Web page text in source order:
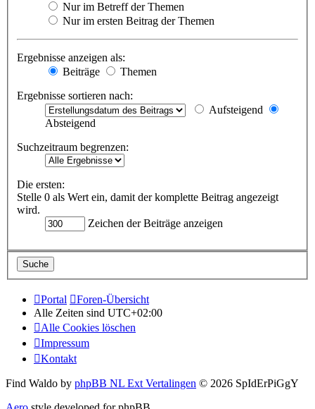
Nur im Betreff der Themen
Nur im ersten Beitrag der Themen
Ergebnisse anzeigen als:
Beiträge
Themen
Ergebnisse sortieren nach:
Aufsteigend
Absteigend
Suchzeitraum begrenzen:
Die ersten:
Stelle 0 als Wert ein, damit der komplette Beitrag angezeigt
wird.
Zeichen der Beiträge anzeigen
Portal
Foren-Übersicht
Alle Zeiten sind UTC+02:00
Alle Cookies löschen
Impressum
Kontakt
Find Waldo by phpBB NL Ext Vertalingen © 2026 SpIdErPiGgY